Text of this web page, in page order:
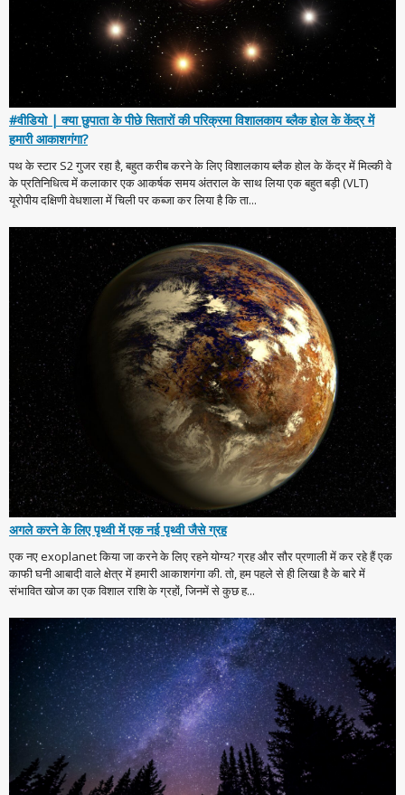
#वीडियो | क्या छुपाता के पीछे सितारों की परिक्रमा विशालकाय ब्लैक होल के केंद्र में
हमारी आकाशगंगा?
पथ के स्टार S2 गुजर रहा है, बहुत करीब करने के लिए विशालकाय ब्लैक होल के केंद्र में मिल्की वे
के प्रतिनिधित्व में कलाकार एक आकर्षक समय अंतराल के साथ लिया एक बहुत बड़ी (VLT)
यूरोपीय दक्षिणी वेधशाला में चिली पर कब्जा कर लिया है कि ता...
अगले करने के लिए पृथ्वी में एक नई पृथ्वी जैसे ग्रह
एक नए exoplanet किया जा करने के लिए रहने योग्य? ग्रह और सौर प्रणाली में कर रहे हैं एक
काफी घनी आबादी वाले क्षेत्र में हमारी आकाशगंगा की. तो, हम पहले से ही लिखा है के बारे में
संभावित खोज का एक विशाल राशि के ग्रहों, जिनमें से कुछ ह...